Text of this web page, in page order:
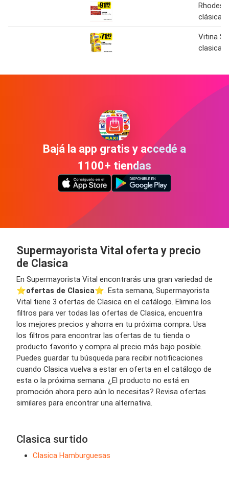
clásica
Vitina
clasica
Bajá la app gratis y accedé a
1100+ tiendas
Supermayorista Vital oferta y precio
de Clasica
En Supermayorista Vital encontrarás una gran variedad de
⭐️ofertas de Clasica⭐️. Esta semana, Supermayorista
Vital tiene 3 ofertas de Clasica en el catálogo. Elimina los
filtros para ver todas las ofertas de Clasica, encuentra
los mejores precios y ahorra en tu próxima compra. Usa
los filtros para encontrar las ofertas de tu tienda o
producto favorito y compra al precio más bajo posible.
Puedes guardar tu búsqueda para recibir notificaciones
cuando Clasica vuelva a estar en oferta en el catálogo de
esta o la próxima semana. ¿El producto no está en
promoción ahora pero aún lo necesitas? Revisa ofertas
similares para encontrar una alternativa.
Clasica surtido
Clasica Hamburguesas